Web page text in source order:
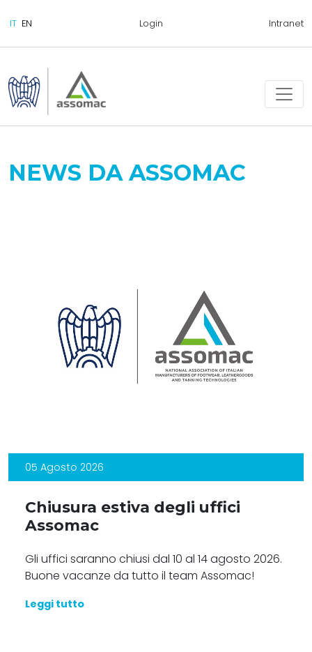
Login Intranet
NEWS DA ASSOMAC
05 Agosto 2026
Chiusura estiva degli uffici
Assomac
Gli uffici saranno chiusi dal 10 al 14 agosto 2026.
Buone vacanze da tutto il team Assomac!
Leggi tutto